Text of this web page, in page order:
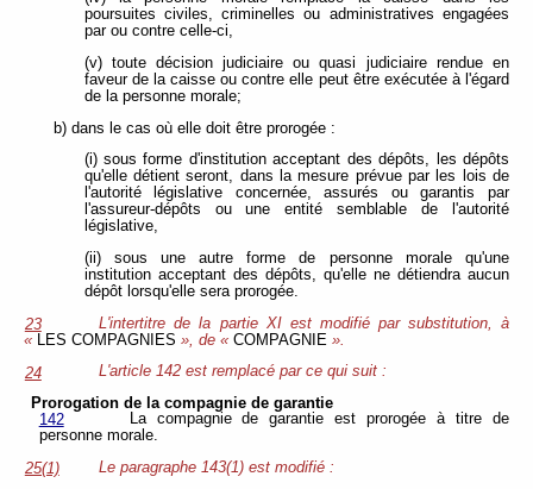
poursuites civiles, criminelles ou administratives engagées
par ou contre celle-ci,
(v) toute décision judiciaire ou quasi judiciaire rendue en
faveur de la caisse ou contre elle peut être exécutée à l'égard
de la personne morale;
b) dans le cas où elle doit être prorogée :
(i) sous forme d'institution acceptant des dépôts, les dépôts
qu'elle détient seront, dans la mesure prévue par les lois de
l'autorité législative concernée, assurés ou garantis par
l'assureur-dépôts ou une entité semblable de l'autorité
législative,
(ii) sous une autre forme de personne morale qu'une
institution acceptant des dépôts, qu'elle ne détiendra aucun
dépôt lorsqu'elle sera prorogée.
23
L'intertitre de la partie XI est modifié par substitution, à
«
LES COMPAGNIES », de « COMPAGNIE ».
24
L'article 142 est remplacé par ce qui suit :
Prorogation de la compagnie de garantie
142
La compagnie de garantie est prorogée à titre de
personne morale.
25(1)
Le paragraphe 143(1) est modifié :